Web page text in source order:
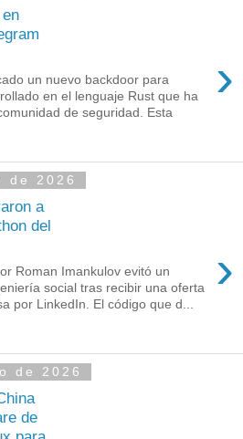
›
un nuevo backdoor para
en el lenguaje Rust que ha
de seguridad. Esta
de 2026
a
del
›
Roman Imankulov evitó un
social tras recibir una oferta
por LinkedIn. El código que d...
de 2026
de